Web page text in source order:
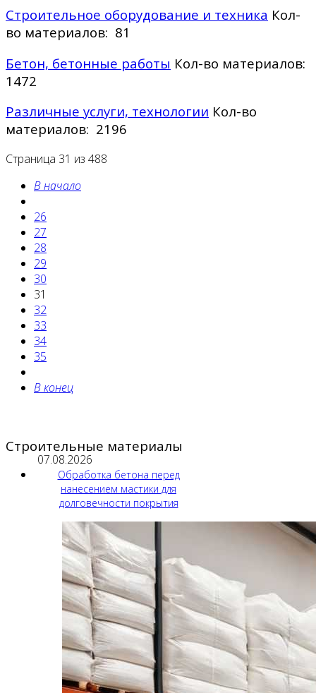
Строительное оборудование и техника Кол-
во материалов: 81
Бетон, бетонные работы Кол-во материалов:
1472
Различные услуги, технологии Кол-во
материалов: 2196
Страница 31 из 488
В начало
26
27
28
29
30
31
32
33
34
35
В конец
Строительные материалы
07.08.2026
Обработка бетона перед
нанесением мастики для
долговечности покрытия